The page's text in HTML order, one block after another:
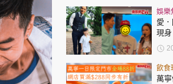
居明
責
玲
師兄
文化藝術
時政財經
健康生活
飲食旅遊
娛樂
愛
現身
過
飲食
萬